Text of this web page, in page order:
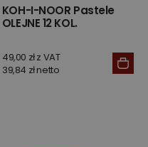
KOH-I-NOOR Pastele
OLEJNE 12 KOL.
49,00 zł z VAT
39,84 zł netto